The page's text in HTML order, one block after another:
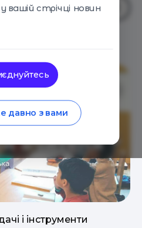
Вінниця
і інструменти
вашій стрічці новин
давно з вами